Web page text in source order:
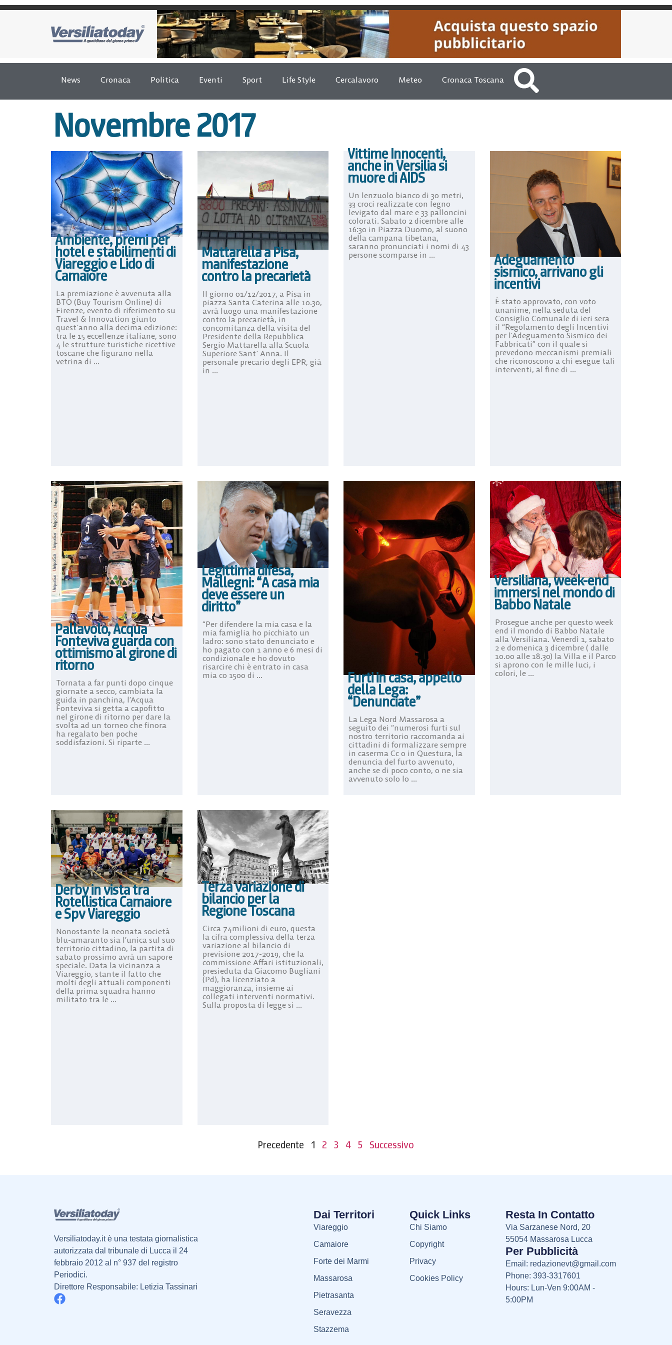
News Cronaca Politica Eventi Sport Life Style Cercalavoro Meteo Cronaca Toscana
Novembre 2017
Ambiente, premi per
hotel e stabilimenti di
Viareggio e Lido di
Camaiore
La premiazione è avvenuta alla
BTO (Buy Tourism Online) di
Firenze, evento di riferimento su
Travel & Innovation giunto
quest’anno alla decima edizione:
tra le 15 eccellenze italiane, sono
4 le strutture turistiche ricettive
toscane che figurano nella
vetrina di ...
Mattarella a Pisa,
manifestazione
contro la precarietà
Il giorno 01/12/2017, a Pisa in
piazza Santa Caterina alle 10.30,
avrà luogo una manifestazione
contro la precarietà, in
concomitanza della visita del
Presidente della Repubblica
Sergio Mattarella alla Scuola
Superiore Sant’ Anna. Il
personale precario degli EPR, già
in ...
Vittime Innocenti,
anche in Versilia si
muore di AIDS
Un lenzuolo bianco di 30 metri,
33 croci realizzate con legno
levigato dal mare e 33 palloncini
colorati. Sabato 2 dicembre alle
16:30 in Piazza Duomo, al suono
della campana tibetana,
saranno pronunciati i nomi di 43
persone scomparse in ...
Adeguamento
sismico, arrivano gli
incentivi
È stato approvato, con voto
unanime, nella seduta del
Consiglio Comunale di ieri sera
il “Regolamento degli Incentivi
per l’Adeguamento Sismico dei
Fabbricati” con il quale si
prevedono meccanismi premiali
che riconoscono a chi esegue tali
interventi, al fine di ...
Pallavolo, Acqua
Fonteviva guarda con
ottimismo al girone di
ritorno
Tornata a far punti dopo cinque
giornate a secco, cambiata la
guida in panchina, l’Acqua
Fonteviva si getta a capofitto
nel girone di ritorno per dare la
svolta ad un torneo che finora
ha regalato ben poche
soddisfazioni. Si riparte ...
Legittima difesa,
Mallegni: “A casa mia
deve essere un
diritto”
“Per difendere la mia casa e la
mia famiglia ho picchiato un
ladro: sono stato denunciato e
ho pagato con 1 anno e 6 mesi di
condizionale e ho dovuto
risarcire chi è entrato in casa
mia co 1500 di ...
Furti in casa, appello
della Lega:
“Denunciate”
La Lega Nord Massarosa a
seguito dei “numerosi furti sul
nostro territorio raccomanda ai
cittadini di formalizzare sempre
in caserma Cc o in Questura, la
denuncia del furto avvenuto,
anche se di poco conto, o ne sia
avvenuto solo lo ...
Versiliana, week-end
immersi nel mondo di
Babbo Natale
Prosegue anche per questo week
end il mondo di Babbo Natale
alla Versiliana. Venerdì 1, sabato
2 e domenica 3 dicembre ( dalle
10.00 alle 18.30) la Villa e il Parco
si aprono con le mille luci, i
colori, le ...
Derby in vista tra
Rotellistica Camaiore
e Spv Viareggio
Nonostante la neonata società
blu-amaranto sia l’unica sul suo
territorio cittadino, la partita di
sabato prossimo avrà un sapore
speciale. Data la vicinanza a
Viareggio, stante il fatto che
molti degli attuali componenti
della prima squadra hanno
militato tra le ...
Terza variazione di
bilancio per la
Regione Toscana
Circa 74milioni di euro, questa
la cifra complessiva della terza
variazione al bilancio di
previsione 2017-2019, che la
commissione Affari istituzionali,
presieduta da Giacomo Bugliani
(Pd), ha licenziato a
maggioranza, insieme ai
collegati interventi normativi.
Sulla proposta di legge si ...
Precedente 1 2 3 4 5 Successivo
Versiliatoday.it è una testata giornalistica
autorizzata dal tribunale di Lucca il 24
febbraio 2012 al n° 937 del registro
Periodici.
Direttore Responsabile: Letizia Tassinari
Dai Territori
Viareggio
Camaiore
Forte dei Marmi
Massarosa
Pietrasanta
Seravezza
Stazzema
Quick Links
Chi Siamo
Copyright
Privacy
Cookies Policy
Resta In Contatto
Via Sarzanese Nord, 20
55054 Massarosa Lucca
Per Pubblicità
Email: redazionevt@gmail.com
Phone: 393-3317601
Hours: Lun-Ven 9:00AM -
5:00PM